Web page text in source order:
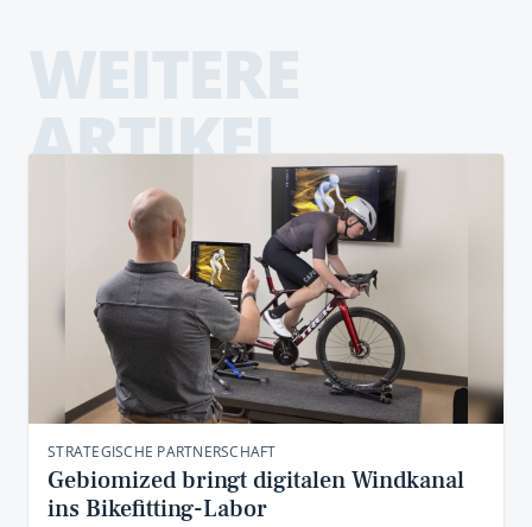
ARTIKEL
STRATEGISCHE PARTNERSCHAFT
Gebiomized bringt digitalen Windkanal
ins Bikefitting-Labor